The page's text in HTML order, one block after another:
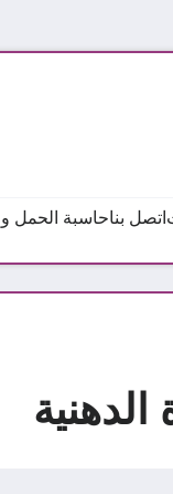
اتصل بناحاسبة الحمل